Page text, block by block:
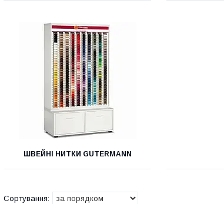
ШВЕЙНІ НИТКИ GUTERMANN